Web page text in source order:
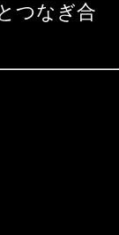
つなぎ合